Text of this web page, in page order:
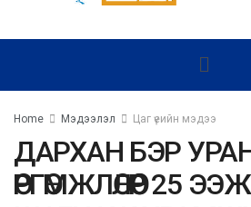
Home Мэдээлэл Цаг үеийн мэдээ
ДАРХАН БЭР
ӨРГӨМЖЛӨЛӨӨР 25